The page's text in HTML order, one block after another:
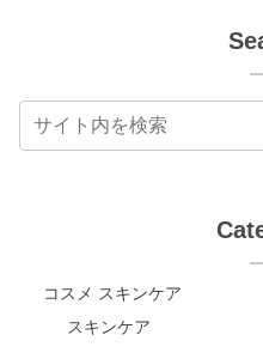
コスメ スキンケア
スキンケア